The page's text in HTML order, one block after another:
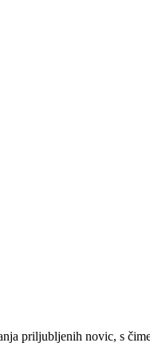
priljubljenih novic, s